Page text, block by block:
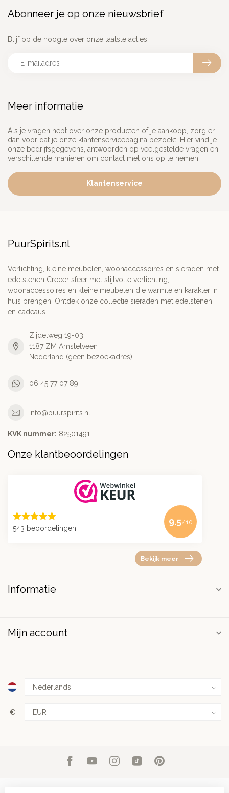
Meer informatie
Als je vragen hebt over onze producten of je aankoop, zorg er
dan voor dat je onze klantenservicepagina bezoekt. Hier vind je
onze bedrijfsgegevens, antwoorden op veelgestelde vragen en
verschillende manieren om contact met ons op te nemen.
Klantenservice
Abonneer je op onze nieuwsbrief
Blijf op de hoogte over onze laatste acties
PuurSpirits.nl
Verlichting, kleine meubelen, woonaccessoires en sieraden met
edelstenen Creëer sfeer met stijlvolle verlichting,
woonaccessoires en kleine meubelen die warmte en karakter in
huis brengen. Ontdek onze collectie sieraden met edelstenen
en cadeaus.
Zijdelweg 19-03
1187 ZM Amstelveen
Nederland (geen bezoekadres)
06 45 77 07 89
info@puurspirits.nl
KVK nummer: 82501491
Onze klantbeoordelingen
543 beoordelingen
9.5/10
Bekijk meer
Informatie
Mijn account
€